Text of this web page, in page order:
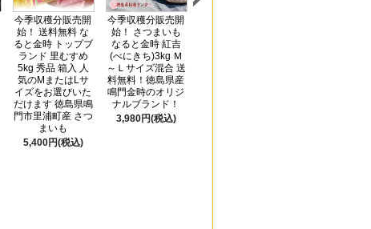
今季収穫分販売開
始！ 送料無料 な
ると金時 トップブ
ランド 里むすめ
5kg 秀品 箱入 人
気のMまたはLサ
イズをお選びいた
だけます 徳島県鳴
門市里浦町産 さつ
まいも
5,400円(税込)
今季収穫分販売開
始！ さつまいも
なると金時 紅吉
(べにきち)3kg Ｍ
～Ｌサイズ混合 送
料無料！徳島県産
鳴門金時のオリジ
ナルブランド！
3,980円(税込)